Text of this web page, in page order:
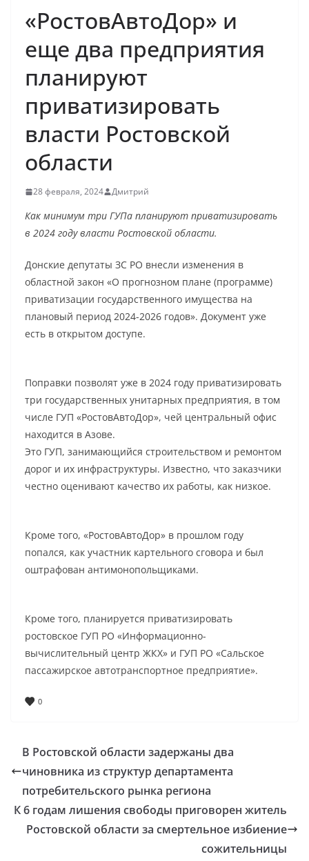
«РостовАвтоДор» и
еще два предприятия
планируют
приватизировать
власти Ростовской
области
28 февраля, 2024 Дмитрий
Как минимум три ГУПа планируют приватизировать
в 2024 году власти Ростовской области.
Донские депутаты ЗС РО внесли изменения в
областной закон «О прогнозном плане (программе)
приватизации государственного имущества на
плановый период 2024-2026 годов». Документ уже
есть в открытом доступе.
Поправки позволят уже в 2024 году приватизировать
три государственных унитарных предприятия, в том
числе ГУП «РостовАвтоДор», чей центральный офис
находится в Азове.
Это ГУП, занимающийся строительством и ремонтом
дорог и их инфраструктуры. Известно, что заказчики
честно оценивают качество их работы, как низкое.
Кроме того, «РостовАвтоДор» в прошлом году
попался, как участник картельного сговора и был
оштрафован антимонопольщиками.
Кроме того, планируется приватизировать
ростовское ГУП РО «Информационно-
вычислительный центр ЖКХ» и ГУП РО «Сальское
пассажирское автотранспортное предприятие».
0
В Ростовской области задержаны два
чиновника из структур департамента
потребительского рынка региона
К 6 годам лишения свободы приговорен житель
Ростовской области за смертельное избиение
сожительницы